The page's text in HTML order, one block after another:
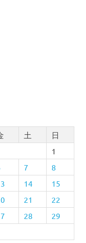
土
日
1
7
8
14
15
21
22
28
29